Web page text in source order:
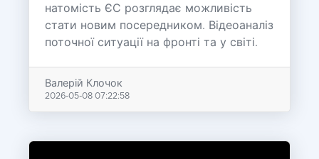
натомість ЄС розглядає можливість
стати новим посередником. Відеоаналіз
поточної ситуації на фронті та у світі.
Валерій Клочок
2026-05-08 07:22:58